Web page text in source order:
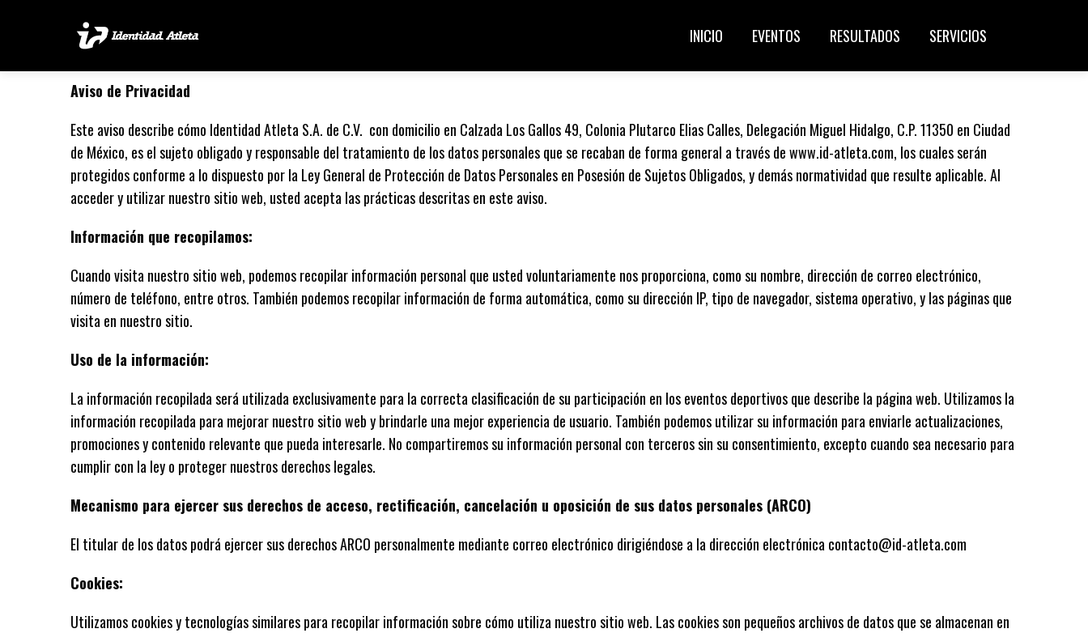
INICIO EVENTOS RESULTADOS SERVICIOS
Aviso de Privacidad
Este aviso describe cómo Identidad Atleta S.A. de C.V. con domicilio en Calzada Los Gallos 49, Colonia Plutarco Elias Calles, Delegación Miguel Hidalgo, C.P. 11350 en Ciudad
de México, es el sujeto obligado y responsable del tratamiento de los datos personales que se recaban de forma general a través de www.id-atleta.com, los cuales serán
protegidos conforme a lo dispuesto por la Ley General de Protección de Datos Personales en Posesión de Sujetos Obligados, y demás normatividad que resulte aplicable. Al
acceder y utilizar nuestro sitio web, usted acepta las prácticas descritas en este aviso.
Información que recopilamos:
Cuando visita nuestro sitio web, podemos recopilar información personal que usted voluntariamente nos proporciona, como su nombre, dirección de correo electrónico,
número de teléfono, entre otros. También podemos recopilar información de forma automática, como su dirección IP, tipo de navegador, sistema operativo, y las páginas que
visita en nuestro sitio.
Uso de la información:
La información recopilada será utilizada exclusivamente para la correcta clasificación de su participación en los eventos deportivos que describe la página web. Utilizamos la
información recopilada para mejorar nuestro sitio web y brindarle una mejor experiencia de usuario. También podemos utilizar su información para enviarle actualizaciones,
promociones y contenido relevante que pueda interesarle. No compartiremos su información personal con terceros sin su consentimiento, excepto cuando sea necesario para
cumplir con la ley o proteger nuestros derechos legales.
Mecanismo para ejercer sus derechos de acceso, rectificación, cancelación u oposición de sus datos personales (ARCO)
El titular de los datos podrá ejercer sus derechos ARCO personalmente mediante correo electrónico dirigiéndose a la dirección electrónica contacto@id-atleta.com
Cookies:
Utilizamos cookies y tecnologías similares para recopilar información sobre cómo utiliza nuestro sitio web. Las cookies son pequeños archivos de datos que se almacenan en